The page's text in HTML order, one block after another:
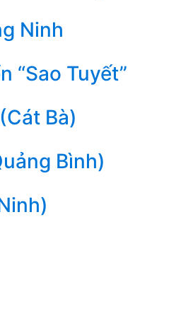
Ninh
“Sao Tuyết”
Bà)
Bình)